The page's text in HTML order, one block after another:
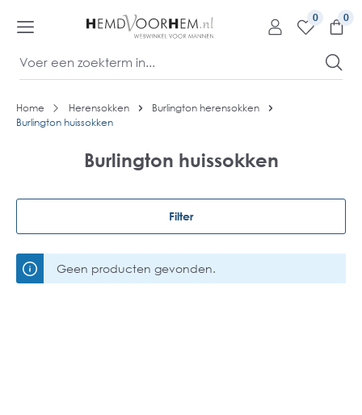
0
Home Herensokken
Burlington herensokken
Burlington huissokken
Burlington huissokken
Filter
Geen producten gevonden.